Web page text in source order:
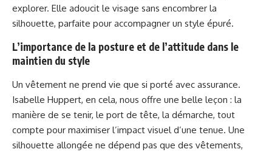
explorer. Elle adoucit le visage sans encombrer la
silhouette, parfaite pour accompagner un style épuré.
L’importance de la posture et de l’attitude dans le
maintien du style
Un vêtement ne prend vie que si porté avec assurance.
Isabelle Huppert, en cela, nous offre une belle leçon : la
manière de se tenir, le port de tête, la démarche, tout
compte pour maximiser l’impact visuel d’une tenue. Une
silhouette allongée ne dépend pas que des vêtements,